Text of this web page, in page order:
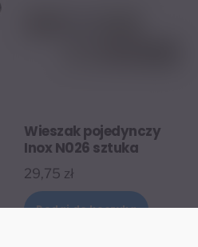
Wieszak pojedynczy
Inox N026 sztuka
29,75 zł
Dodaj do koszyka